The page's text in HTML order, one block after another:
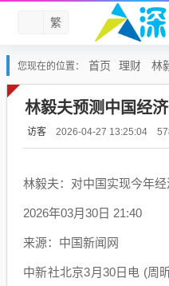
繁
您现在的位置： 首页 理财 林
林毅夫预测中国经
访客 2026-04-27 13:25:04
林毅夫：对中国实现今年
2026年03月30日 21:40
来源：中国新闻网
中新社北京3月30日电 (周